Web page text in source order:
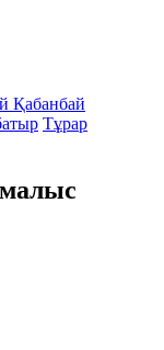
Қабанбай
Тұрар